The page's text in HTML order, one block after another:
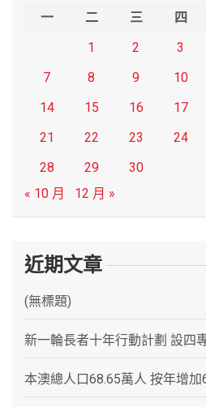
一 二 三 四
1
2 3
7
8 9 10
14
15 16 17
21
22 23 24
28
29
30
« 10 月
12 月 »
近期文章
(無標題)
新一輪長者十年行動計劃 設四
本澳總人口68.65萬人 按年增加